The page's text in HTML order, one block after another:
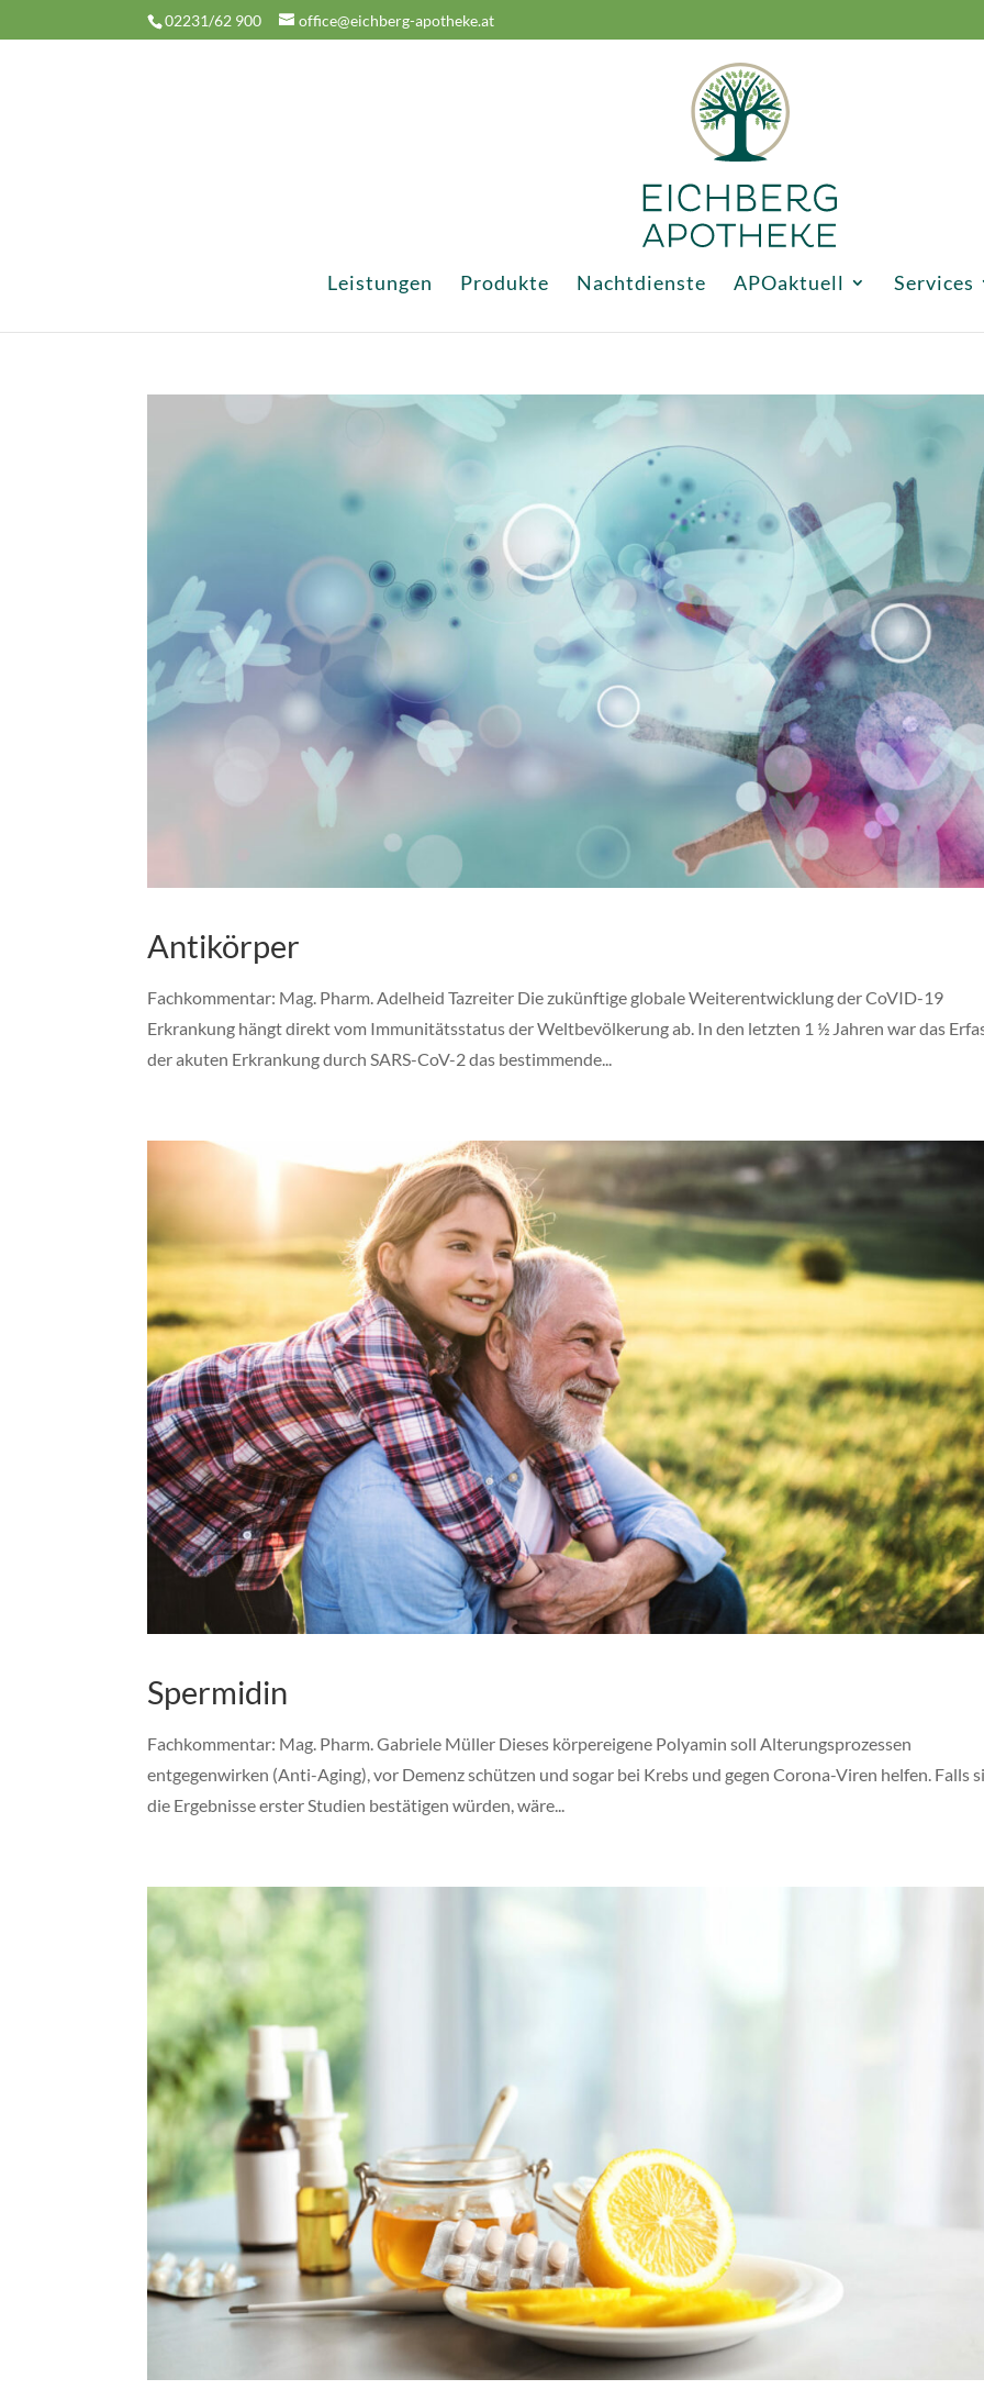
02231/62 900 office@eichberg-apotheke.at
Leistungen Produkte Nachtdienste APOaktuell Services
Antikörper
Fachkommentar: Mag. Pharm. Adelheid Tazreiter Die zukünftige globale Weiterentwicklung der CoVID-19
Erkrankung hängt direkt vom Immunitätsstatus der Weltbevölkerung ab. In den letzten 1 ½ Jahren war das
der akuten Erkrankung durch SARS-CoV-2 das bestimmende...
Spermidin
Fachkommentar: Mag. Pharm. Gabriele Müller Dieses körpereigene Polyamin soll Alterungsprozessen
entgegenwirken (Anti-Aging), vor Demenz schützen und sogar bei Krebs und gegen Corona-Viren helfen. Falls
die Ergebnisse erster Studien bestätigen würden, wäre...